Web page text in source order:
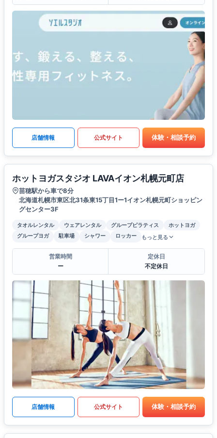
店舗情報 公式サイト 体験・相談予約
ホットヨガスタジオ LAVAイオン札幌元町店
苗穂駅から車で8分
北海道札幌市東区北31条東15丁目1ー1イオン札幌元町ショッピン
グセンター3F
タオルレンタル ウェアレンタル グループピラティス
ホットヨガ
グループヨガ
駐車場 シャワー ロッカー もっと見る
営業時間
ー
定休日
不定休日
店舗情報 公式サイト 体験・相談予約